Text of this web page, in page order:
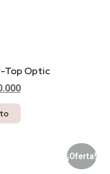
Top Optic
¡Oferta!